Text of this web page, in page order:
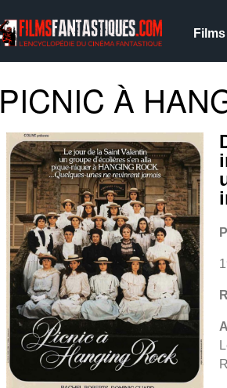
Films
PICNIC À